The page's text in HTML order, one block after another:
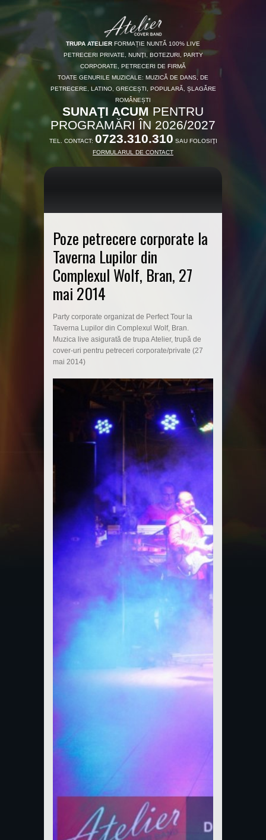
TRUPA ATELIER FORMAȚIE NUNTĂ 100% LIVE
PETRECERI PRIVATE, NUNŢI, BOTEZURI, PARTY
CORPORATE, PETRECERI DE FIRMĂ
TOATE GENURILE MUZICALE: MUZICĂ DE DANS, DE
PETRECERE, LATINO, GRECEȘTI, POPULARĂ, ȘLAGĂRE
ROMÂNEȘTI
SUNAŢI ACUM PENTRU
PROGRAMĂRI ÎN 2026/2027
TEL. CONTACT: 0723.310.310 SAU FOLOSIŢI
FORMULARUL DE CONTACT
Poze petrecere corporate la
Taverna Lupilor din
Complexul Wolf, Bran, 27
mai 2014
Party corporate organizat de Perfect Tour la
Taverna Lupilor din Complexul Wolf, Bran.
Muzica live asigurată de trupa Atelier, trupă de
cover-uri pentru petreceri corporate/private (27
mai 2014)